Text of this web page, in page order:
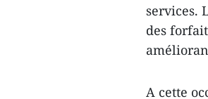
services.
des
A cette